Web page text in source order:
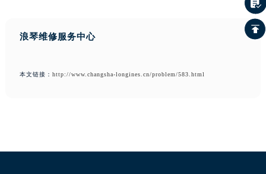
浪琴维修服务中心
本文链接： http://www.changsha-longines.cn/problem/583.html